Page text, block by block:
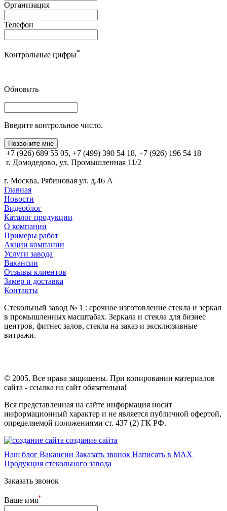
Организация
Телефон
Контрольные цифры*
Обновить
Введите контрольное число.
Позвоните мне
+7 (926) 689 55 05, +7 (499) 390 54 18, +7 (926) 196 54 18
г. Домодедово, ул. Промышленная 11/2
г. Москва, Рябиновая ул. д.46 А
Главная
Новости
Видеоблог
Каталог продукции
О компании
Примеры работ
Акции компании
Услуги завода
Вакансии
Отзывы клиентов
Замер и доставка
Контакты
Стекольный завод № 1 : срочное изготовление стекла и зеркал
в промышленных масштабах. Зеркала и стекла для бизнес
центров, фитнес залов, стекла на заказ и эксклюзивные
витражи.
© 2005. Все права защищены. При копировании материалов
сайта - ссылка на сайт обязательна!
Вся представленная на сайте информация носит
информационный характер и не является публичной офертой,
определяемой положениями ст. 437 (2) ГК РФ.
создание сайта
Наш блог Вакансии Заказать звонок Написать в MAX
Продукция стекольного завода
Заказать звонок
Ваше имя*